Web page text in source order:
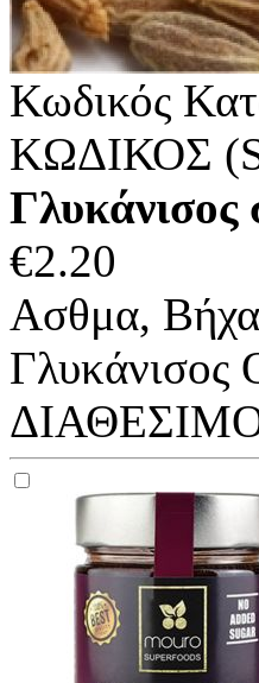
Κωδικός
ΚΩΔΙΚΟΣ
€2.20
Ασθμα,
Γλυκάνισος